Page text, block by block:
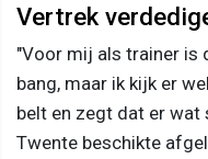
Vertrek
"Voor mij als trainer is
bang, maar ik kijk er
belt en zegt dat er wat
Twente beschikte